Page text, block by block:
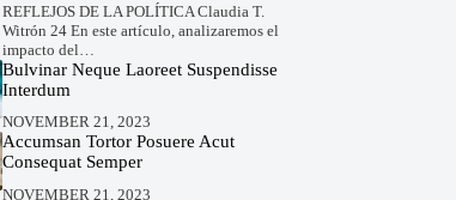
REFLEJOS DE LA POLÍTICA Claudia T.
Witrón 24 En este artículo, analizaremos el
impacto del…
Bulvinar Neque Laoreet Suspendisse
Interdum
NOVEMBER 21, 2023
Accumsan Tortor Posuere Acut
Consequat Semper
NOVEMBER 21, 2023